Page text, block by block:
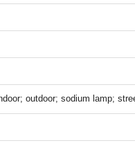
outdoor; sodium lamp;